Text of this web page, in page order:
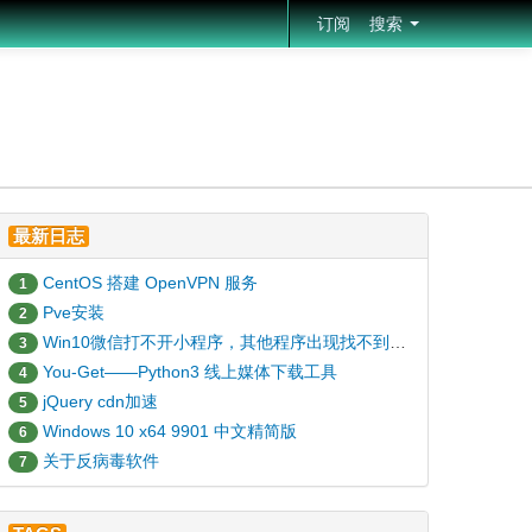
订阅 搜索
最新日志
1 CentOS 搭建 OpenVPN 服务
2 Pve安装
3 Win10微信打不开小程序，其他程序出现找不到HID.DLL的解决办法
4 You-Get——Python3 线上媒体下载工具
5 jQuery cdn加速
6 Windows 10 x64 9901 中文精简版
7 关于反病毒软件